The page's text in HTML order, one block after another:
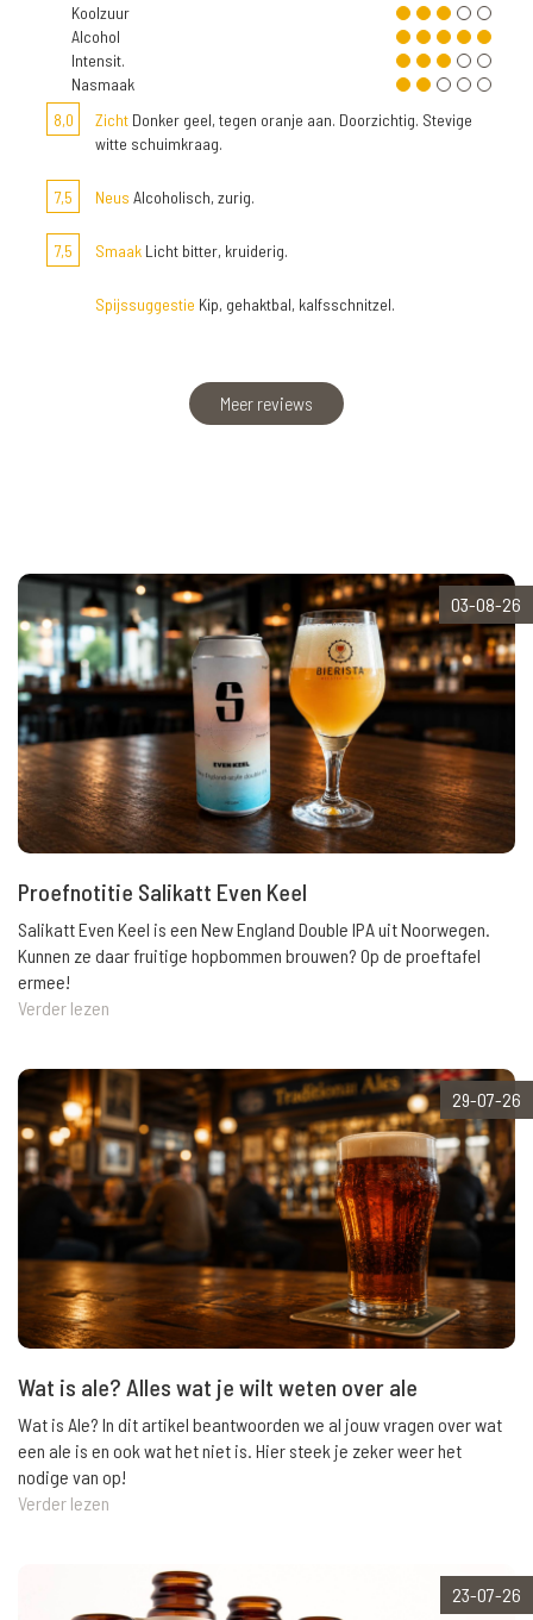
Koolzuur
Alcohol
Intensit.
Nasmaak
8,0
Zicht Donker geel, tegen oranje aan. Doorzichtig. Stevige
witte schuimkraag.
7,5 Neus Alcoholisch, zurig.
7,5 Smaak Licht bitter, kruiderig.
Spijssuggestie Kip, gehaktbal, kalfsschnitzel.
Meer reviews
03-08-26
Proefnotitie Salikatt Even Keel
Salikatt Even Keel is een New England Double IPA uit Noorwegen.
Kunnen ze daar fruitige hopbommen brouwen? Op de proeftafel
ermee!
Verder lezen
29-07-26
Wat is ale? Alles wat je wilt weten over ale
Wat is Ale? In dit artikel beantwoorden we al jouw vragen over wat
een ale is en ook wat het niet is. Hier steek je zeker weer het
nodige van op!
Verder lezen
23-07-26